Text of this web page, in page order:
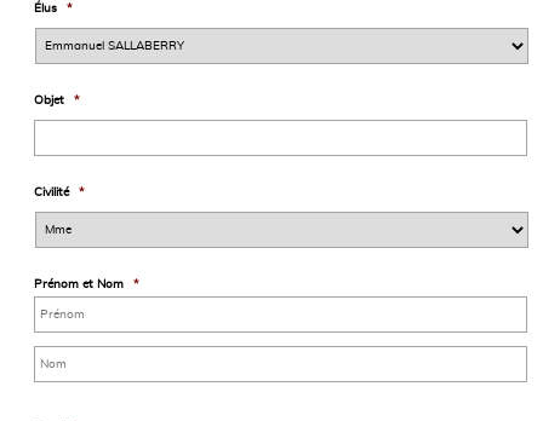
Élus *
Objet *
Civilité *
Prénom et Nom *